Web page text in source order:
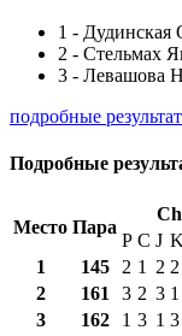
1 - Дудинская
2 - Стельмах
3 - Левашова
подробные
Подробные
Место Пара
P C J K
1
145 2 1 2 2
2
161 3 2 3 1
3
162 1 3 1 3